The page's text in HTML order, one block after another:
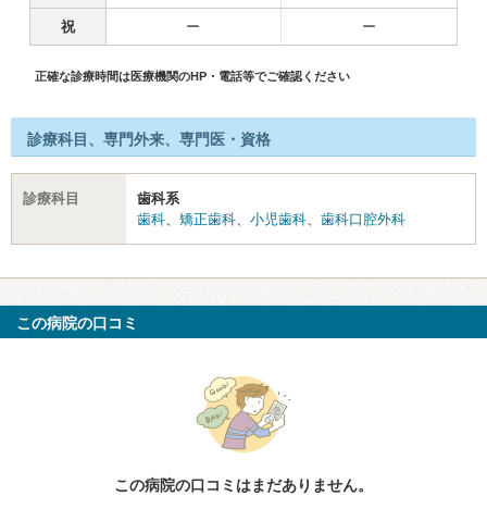
祝 ー ー
正確な診療時間は医療機関のHP・電話等でご確認ください
診療科目、専門外来、専門医・資格
診療科目
歯科系
歯科、 矯正歯科、 小児歯科、 歯科口腔外科
この病院の口コミ
この病院の口コミはまだありません。